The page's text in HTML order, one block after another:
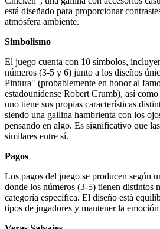
está diseñado para proporcionar
atmósfera ambiente.
Simbolismo
El juego cuenta con 10 símbolos,
números (3-5 y 6) junto a los diseños
Pintura" (probablemente en honor al
estadounidense Robert Crumb), así
uno tiene sus propias características
siendo una gallina hambrienta con los
pensando en algo. Es significativo que
similares entre sí.
Pagos
Los pagos del juego se producen según
donde los números (3-5) tienen distintos
categoría específica. El diseño está
tipos de jugadores y mantener la